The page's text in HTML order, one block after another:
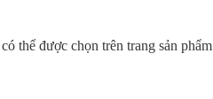
thể được chọn trên trang sản phẩm